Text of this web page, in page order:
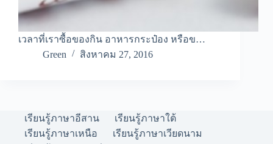
เวลาที่เราซื้อของกิน อาหารกระป๋อง หรือข…
Green
สิงหาคม 27, 2016
เรียนรู้ภาษาอีสาน
เรียนรู้ภาษาใต้
เรียนรู้ภาษาเหนือ
เรียนรู้ภาษาเวียดนาม